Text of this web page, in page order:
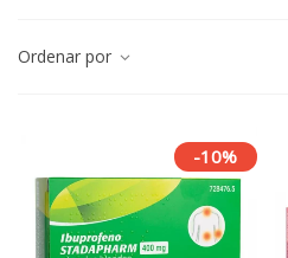
Ordenar por
-10%